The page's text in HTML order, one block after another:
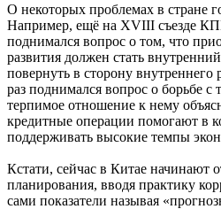
О некоторых проблемах в стране
Например, ещё на XVIII съезде
поднимался вопрос о том, что
развития должен стать
повернуть в сторону
раз поднимался вопрос о борьбе
терпимое отношение к нему
кредитные операции помогают в
поддерживать высокие темпы
Кстати, сейчас в Китае начинают
планирования, вводя практику
сами показатели называя